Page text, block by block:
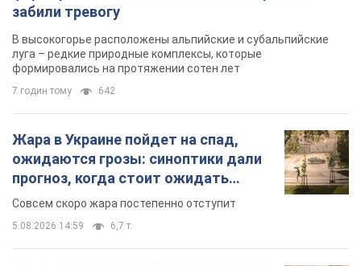
забили тревогу
В высокогорье расположены альпийские и субальпийские
луга – редкие природные комплексы, которые
формировались на протяжении сотен лет
7 годин тому 642
Жара в Украине пойдет на спад,
ожидаются грозы: синоптики дали
прогноз, когда стоит ожидать
изменения погоды
Совсем скоро жара постепенно отступит
5.08.2026 14:59 6,7 т.